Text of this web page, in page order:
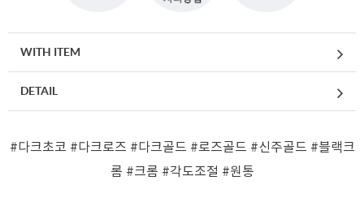
WITH ITEM
DETAIL
#다크초코 #다크로즈 #다크골드 #로즈골드 #신주골드 #블랙크
롬 #크롬 #각도조절 #원통